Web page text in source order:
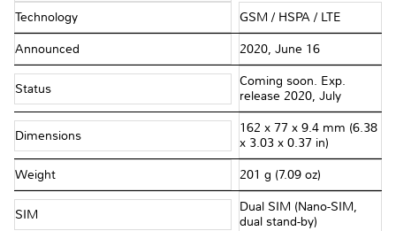
Technology GSM / HSPA / LTE
Announced 2020, June 16
Status
Coming soon. Exp.
release 2020, July
Dimensions
162 x 77 x 9.4 mm (6.38
x 3.03 x 0.37 in)
Weight 201 g (7.09 oz)
SIM
Dual SIM (Nano-SIM,
dual stand-by)